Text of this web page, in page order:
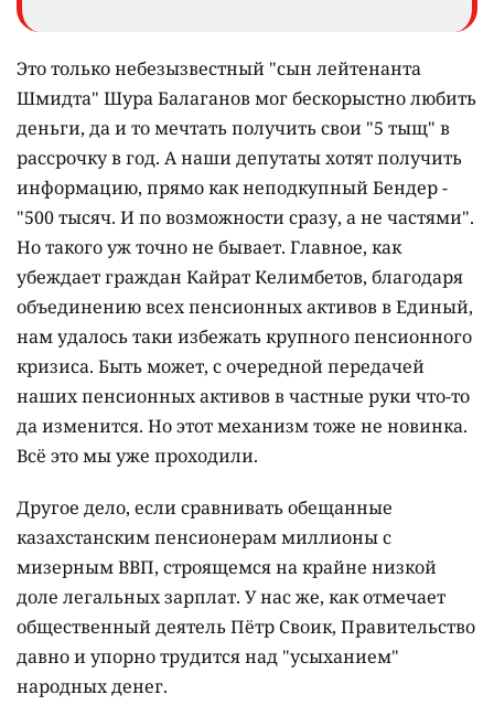
Это только небезызвестный "сын лейтенанта
Шмидта" Шура Балаганов мог бескорыстно любить
деньги, да и то мечтать получить свои "5 тыщ" в
рассрочку в год. А наши депутаты хотят получить
информацию, прямо как неподкупный Бендер -
"500 тысяч. И по возможности сразу, а не частями".
Но такого уж точно не бывает. Главное, как
убеждает граждан Кайрат Келимбетов, благодаря
объединению всех пенсионных активов в Единый,
нам удалось таки избежать крупного пенсионного
кризиса. Быть может, с очередной передачей
наших пенсионных активов в частные руки что-то
да изменится. Но этот механизм тоже не новинка.
Всё это мы уже проходили.
Другое дело, если сравнивать обещанные
казахстанским пенсионерам миллионы с
мизерным ВВП, строящемся на крайне низкой
доле легальных зарплат. У нас же, как отмечает
общественный деятель Пётр Своик, Правительство
давно и упорно трудится над "усыханием"
народных денег.